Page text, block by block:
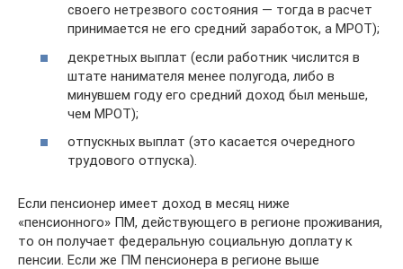
своего нетрезвого состояния — тогда в расчет
принимается не его средний заработок, а МРОТ);
декретных выплат (если работник числится в
штате нанимателя менее полугода, либо в
минувшем году его средний доход был меньше,
чем МРОТ);
отпускных выплат (это касается очередного
трудового отпуска).
Если пенсионер имеет доход в месяц ниже
«пенсионного» ПМ, действующего в регионе проживания,
то он получает федеральную социальную доплату к
пенсии. Если же ПМ пенсионера в регионе выше